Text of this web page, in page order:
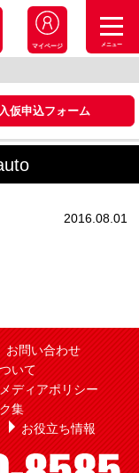
マイページ メニュー
仮申込フォーム
2016.08.01
お問い合わせ
いて
ディアポリシー
集
お役立ち情報